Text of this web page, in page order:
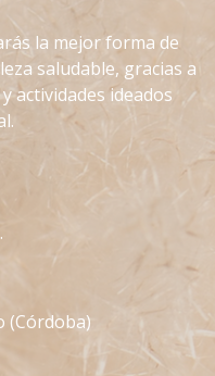
la mejor forma de
saludable, gracias a
actividades ideados
(Córdoba)